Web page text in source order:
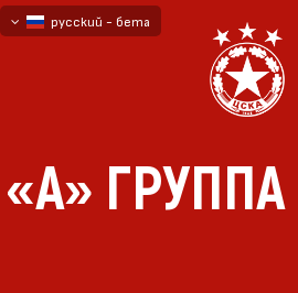
русский - бета
«А»